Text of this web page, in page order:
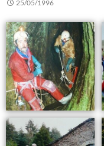
25/05/1996